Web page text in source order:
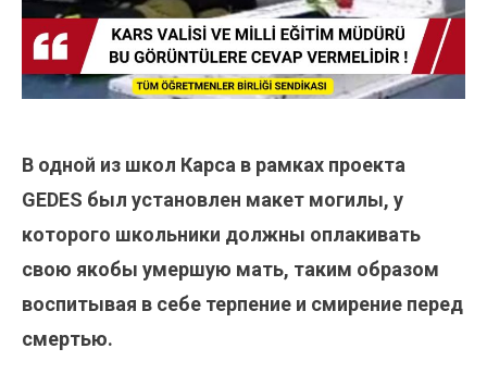
В одной из школ Карса в рамках проекта
GEDES был установлен макет могилы, у
которого школьники должны оплакивать
свою якобы умершую мать, таким образом
воспитывая в себе терпение и смирение перед
смертью.